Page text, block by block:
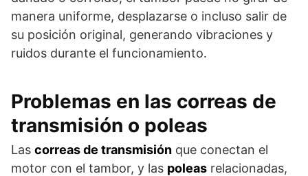
manera uniforme, desplazarse o incluso salir de
su posición original, generando vibraciones y
ruidos durante el funcionamiento.
Problemas en las correas de
transmisión o poleas
Las correas de transmisión que conectan el
motor con el tambor, y las poleas relacionadas,